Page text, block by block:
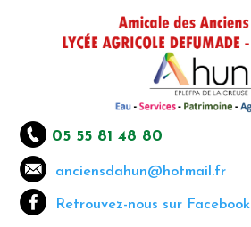
05 55 81 48 80
anciensdahun@hotmail.fr
Retrouvez-nous sur Facebook